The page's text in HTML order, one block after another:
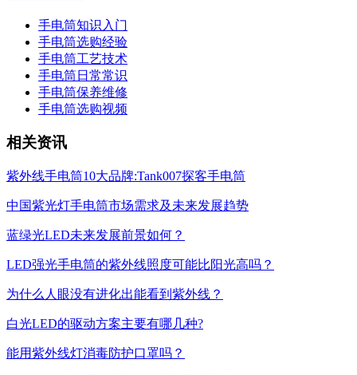
手电筒知识入门
手电筒选购经验
手电筒工艺技术
手电筒日常常识
手电筒保养维修
手电筒选购视频
相关资讯
紫外线手电筒10大品牌:Tank007探客手电筒
中国紫光灯手电筒市场需求及未来发展趋势
蓝绿光LED未来发展前景如何？
LED强光手电筒的紫外线照度可能比阳光高吗？
为什么人眼没有进化出能看到紫外线？
白光LED的驱动方案主要有哪几种?
能用紫外线灯消毒防护口罩吗？